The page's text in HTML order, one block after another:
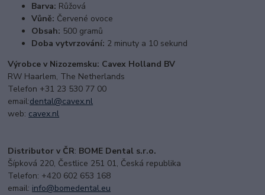
Barva: Růžová
Vůně: Červené ovoce
Obsah: 500 gramů
Doba vytvrzování: 2 minuty a 10 sekund
Výrobce v Nizozemsku: Cavex Holland BV
RW Haarlem, The Netherlands
Telefon +31 23 530 77 00
email:dental@cavex.nl
web: cavex.nl
Distributor v ČR: BOME Dental s.r.o.
Šípková 220, Čestlice 251 01, Česká republika
Telefon: +420 602 653 168
email: info@bomedental.eu